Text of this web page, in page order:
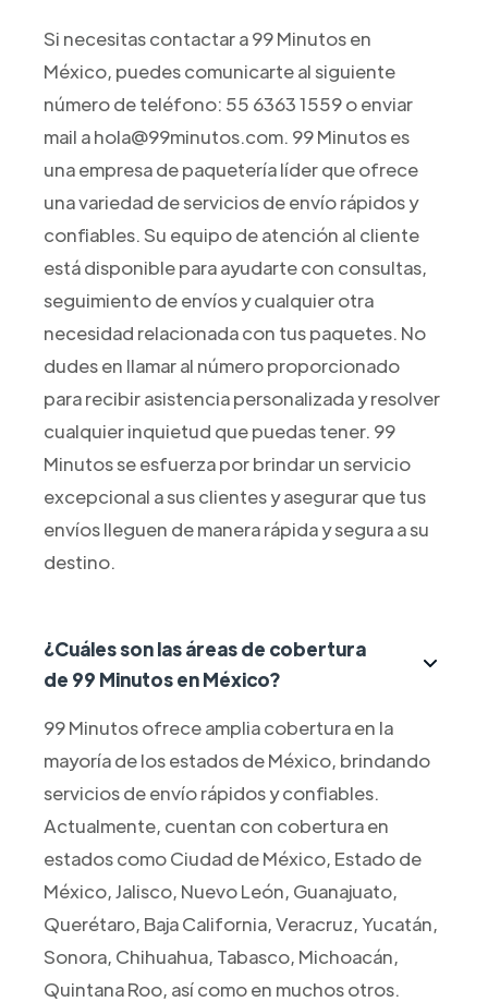
Si necesitas contactar a 99 Minutos en
México, puedes comunicarte al siguiente
número de teléfono: 55 6363 1559 o enviar
mail a hola@99minutos.com. 99 Minutos es
una empresa de paquetería líder que ofrece
una variedad de servicios de envío rápidos y
confiables. Su equipo de atención al cliente
está disponible para ayudarte con consultas,
seguimiento de envíos y cualquier otra
necesidad relacionada con tus paquetes. No
dudes en llamar al número proporcionado
para recibir asistencia personalizada y resolver
cualquier inquietud que puedas tener. 99
Minutos se esfuerza por brindar un servicio
excepcional a sus clientes y asegurar que tus
envíos lleguen de manera rápida y segura a su
destino.
¿Cuáles son las áreas de cobertura
de 99 Minutos en México?
99 Minutos ofrece amplia cobertura en la
mayoría de los estados de México, brindando
servicios de envío rápidos y confiables.
Actualmente, cuentan con cobertura en
estados como Ciudad de México, Estado de
México, Jalisco, Nuevo León, Guanajuato,
Querétaro, Baja California, Veracruz, Yucatán,
Sonora, Chihuahua, Tabasco, Michoacán,
Quintana Roo, así como en muchos otros.